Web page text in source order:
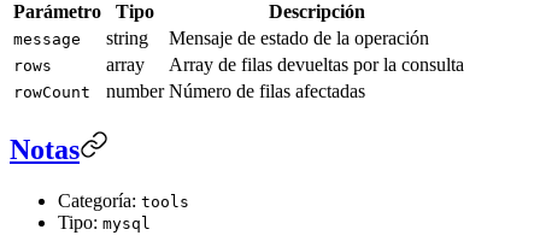
Parámetro Tipo Descripción
message string Mensaje de estado de la operación
rows array Array de filas devueltas por la consulta
rowCount number Número de filas afectadas
Notas
Categoría: tools
Tipo: mysql